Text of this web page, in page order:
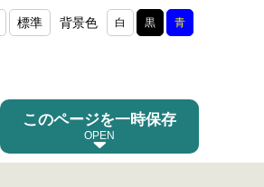
標準 背景色 白 黒 青
このページを一時保存